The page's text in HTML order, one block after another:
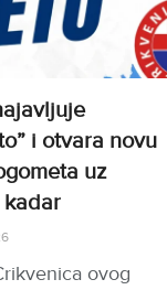
i otvara novu
uz
kadar
ovog